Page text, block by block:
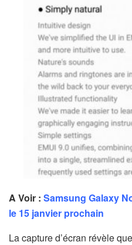
A Voir : Samsung Galaxy
le 15 janvier prochain
La capture d’écran révèle